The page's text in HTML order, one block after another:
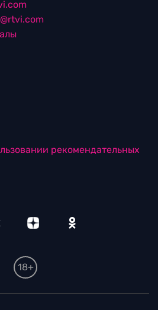
рекомендательных
18+